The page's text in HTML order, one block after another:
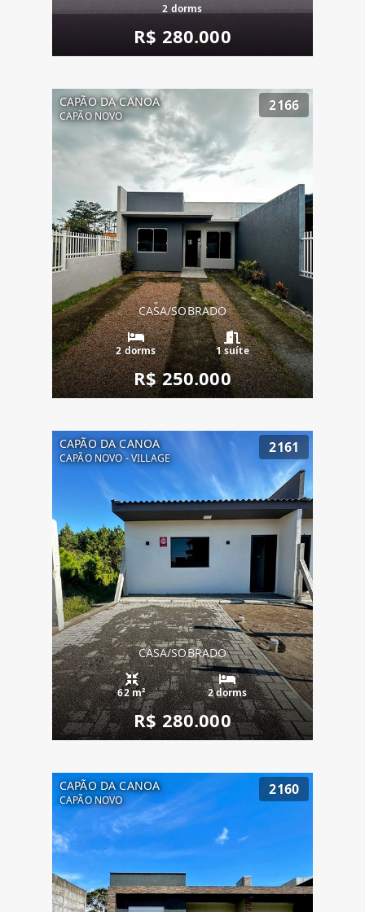
2 dorms
R$ 280.000
CAPÃO DA CANOA
CAPÃO NOVO
2166
CASA/SOBRADO
2 dorms 1 suíte
R$ 250.000
CAPÃO DA CANOA
CAPÃO NOVO - VILLAGE
2161
CASA/SOBRADO
62 m² 2 dorms
R$ 280.000
CAPÃO DA CANOA
CAPÃO NOVO
2160